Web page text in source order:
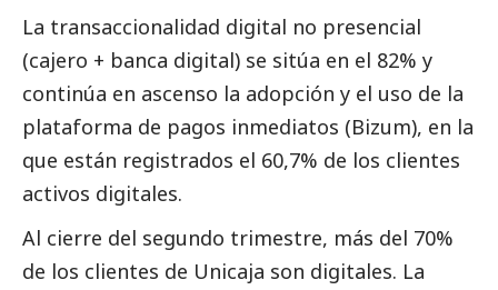
La transaccionalidad digital no presencial
(cajero + banca digital) se sitúa en el 82% y
continúa en ascenso la adopción y el uso de la
plataforma de pagos inmediatos (Bizum), en la
que están registrados el 60,7% de los clientes
activos digitales.
Al cierre del segundo trimestre, más del 70%
de los clientes de Unicaja son digitales. La